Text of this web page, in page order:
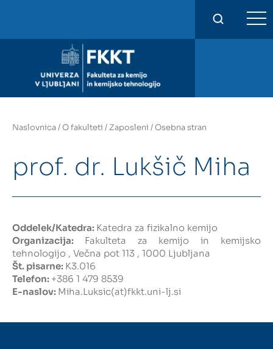
Intranet
Naslovnica/O fakulteti / Zaposleni /Osebna stran
prof. dr. Lukšič Miha
Oddelek/Katedra: Katedra za fizikalno kemijo
Organizacija: Fakulteta za kemijo in kemijsko
tehnologijo , Večna pot 113 , 1000 Ljubljana
Št. pisarne: K3.016
Telefon: +386 1 479 8539
E-naslov: Miha.Luksic(at)fkkt.uni-lj.si